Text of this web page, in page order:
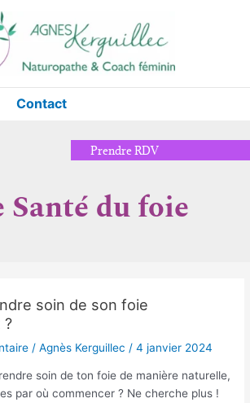
Contact
Prendre RDV
Santé du foie
soin de son foie
?
/Agnès Kerguillec /4 janvier 2024
soin de ton foie de manière naturelle,
par où commencer ? Ne cherche plus !